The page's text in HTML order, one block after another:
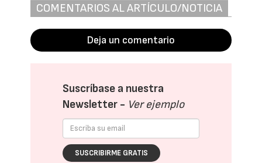
COMENTARIOS AL ARTÍCULO/NOTICIA
Deja un comentario
Suscríbase a nuestra
Newsletter - Ver ejemplo
SUSCRIBIRME GRATIS